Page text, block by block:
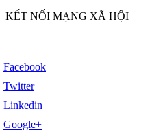
KẾT NỐI MẠNG XÃ HỘI
Facebook
Twitter
Linkedin
Google+